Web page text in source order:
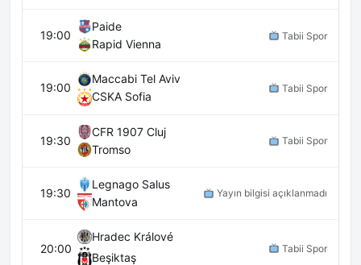
19:00
Paide
Rapid Vienna
Tabii Spor
19:00
Maccabi Tel Aviv
CSKA Sofia
Tabii Spor
19:30
CFR 1907 Cluj
Tromso
Tabii Spor
19:30
Legnago Salus
Mantova
Yayın bilgisi açıklanmadı
20:00
Hradec Králové
Beşiktaş
Tabii Spor